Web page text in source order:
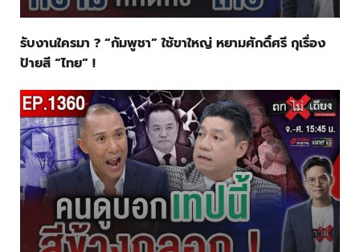
รับงานใครมา ? “กัมพูชา” ใช้ขาใหญ่ หยามศักดิ์ศรี กุเรื่อง
ป้ายสี “ไทย” !